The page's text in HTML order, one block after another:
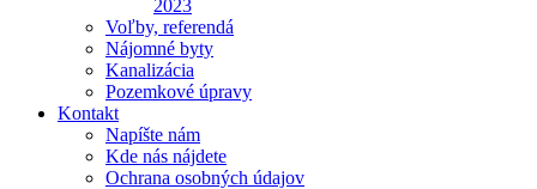
2023
Voľby, referendá
Nájomné byty
Kanalizácia
Pozemkové úpravy
Kontakt
Napíšte nám
Kde nás nájdete
Ochrana osobných údajov